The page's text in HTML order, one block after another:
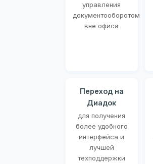
управления
документооборотом
вне офиса
Переход на
Диадок
для получения
более удобного
интерфейса и
лучшей
техподдержки